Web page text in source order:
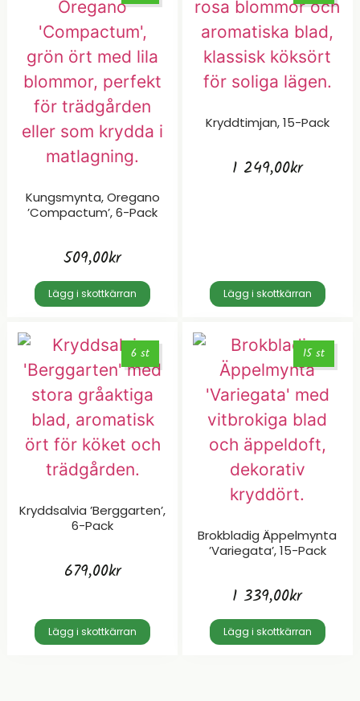
Kungsmynta, Oregano
’Compactum’, 6-Pack
509,00kr
Lägg i skottkärran
Kryddtimjan, 15-Pack
1 249,00kr
Lägg i skottkärran
6 st
Kryddsalvia ’Berggarten’,
6-Pack
679,00kr
Lägg i skottkärran
15 st
Brokbladig Äppelmynta
’Variegata’, 15-Pack
1 339,00kr
Lägg i skottkärran